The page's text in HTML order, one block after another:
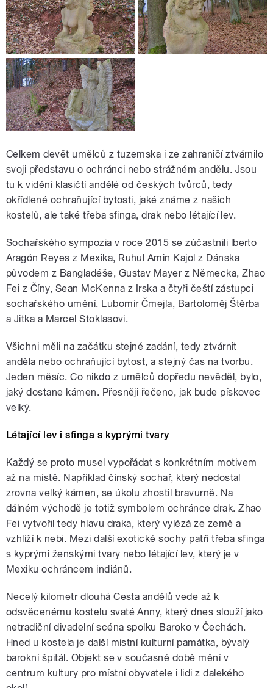
Celkem devět umělců z tuzemska i ze zahraničí ztvárnilo
svoji představu o ochránci nebo strážném andělu. Jsou
tu k vidění klasičtí andělé od českých tvůrců, tedy
okřídlené ochraňující bytosti, jaké známe z našich
kostelů, ale také třeba sfinga, drak nebo létající lev.
Sochařského sympozia v roce 2015 se zúčastnili lberto
Aragón Reyes z Mexika, Ruhul Amin Kajol z Dánska
původem z Bangladéše, Gustav Mayer z Německa, Zhao
Fei z Číny, Sean McKenna z Irska a čtyři čeští zástupci
sochařského umění. Lubomír Čmejla, Bartoloměj Štěrba
a Jitka a Marcel Stoklasovi.
Všichni měli na začátku stejné zadání, tedy ztvárnit
anděla nebo ochraňující bytost, a stejný čas na tvorbu.
Jeden měsíc. Co nikdo z umělců dopředu nevěděl, bylo,
jaký dostane kámen. Přesněji řečeno, jak bude pískovec
velký.
Létající lev i sfinga s kyprými tvary
Každý se proto musel vypořádat s konkrétním motivem
až na místě. Například čínský sochař, který nedostal
zrovna velký kámen, se úkolu zhostil bravurně. Na
dálném východě je totiž symbolem ochránce drak. Zhao
Fei vytvořil tedy hlavu draka, který vylézá ze země a
vzhlíží k nebi. Mezi další exotické sochy patří třeba sfinga
s kyprými ženskými tvary nebo létající lev, který je v
Mexiku ochráncem indiánů.
Necelý kilometr dlouhá Cesta andělů vede až k
odsvěcenému kostelu svaté Anny, který dnes slouží jako
netradiční divadelní scéna spolku Baroko v Čechách.
Hned u kostela je další místní kulturní památka, bývalý
barokní špitál. Objekt se v současné době mění v
centrum kultury pro místní obyvatele i lidi z dalekého